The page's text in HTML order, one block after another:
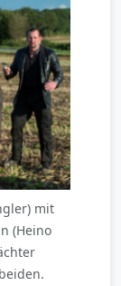
mit
(Heino